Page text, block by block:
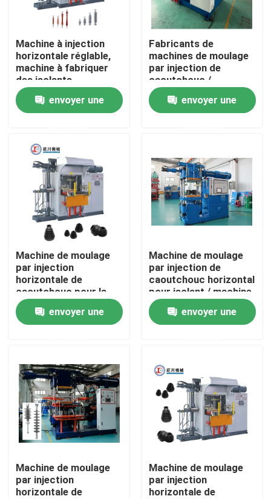
Accueil
A propos de nous
Contacts
Produits
Vidéos
Machine en caoutchouc verticale de moulage par
Machine de moulage par compression de vide
Machine de vulcanisation hydraulique
Machine à injection
horizontale réglable,
machine à fabriquer
des isolants
polymères
compositesenvoyer une
Fabricants de
machines de moulage
par injection de
caoutchouc /
machines de
fabrication de pièces
en caoutchouc
envoyer une
Machine de moulage
par injection
horizontale de
caoutchouc pour la
fabrication de pièces
automobilesenvoyer une
Machine de moulage
par injection de
caoutchouc horizontal
pour isolant / machine
de fabrication
d'isolant haute tension
envoyer une
Machine de moulage
par injection
horizontale de
Machine de moulage
par injection
horizontale de